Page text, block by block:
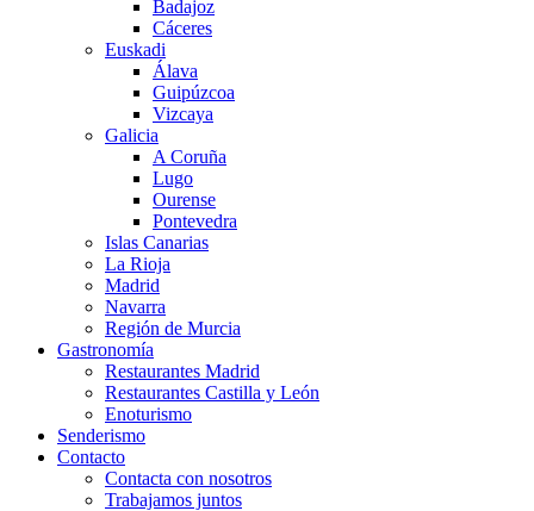
Badajoz
Cáceres
Euskadi
Álava
Guipúzcoa
Vizcaya
Galicia
A Coruña
Lugo
Ourense
Pontevedra
Islas Canarias
La Rioja
Madrid
Navarra
Región de Murcia
Gastronomía
Restaurantes Madrid
Restaurantes Castilla y León
Enoturismo
Senderismo
Contacto
Contacta con nosotros
Trabajamos juntos